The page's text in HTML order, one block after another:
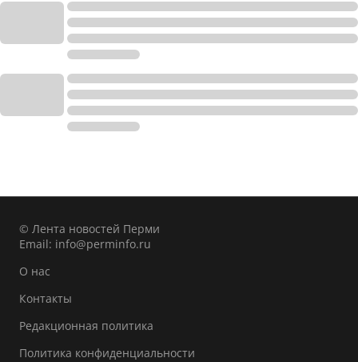
© Лента новостей Перми
Email: info@perminfo.ru
О нас
Контакты
Редакционная политика
Политика конфиденциальности